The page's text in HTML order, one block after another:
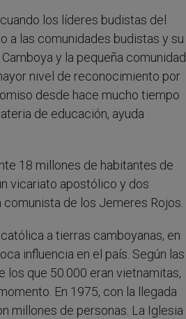
los líderes budistas del
a las comunidades budistas y su
y la pequeña comunidad
nivel de reconocimiento por
desde hace mucho tiempo
de educación, ayuda
18 millones de habitantes de
vicariato apostólico y dos
de los Jemeres Rojos.
a tierras camboyanas, en
influencia en el país. Según las
los que 50.000 eran vietnamitas,
En 1975, con la llegada
millones de personas. La Iglesia